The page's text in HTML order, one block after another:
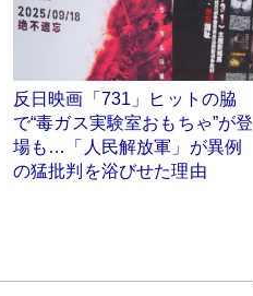
反日映画「731」ヒットの脇
で“毒ガス実験室おもちゃ”が登
場も…「人民解放軍」が異例
の猛批判を浴びせた理由